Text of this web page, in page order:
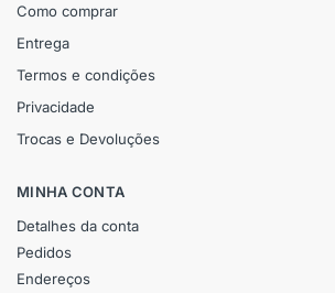
Como comprar
Entrega
Termos e condições
Privacidade
Trocas e Devoluções
MINHA CONTA
Detalhes da conta
Pedidos
Endereços